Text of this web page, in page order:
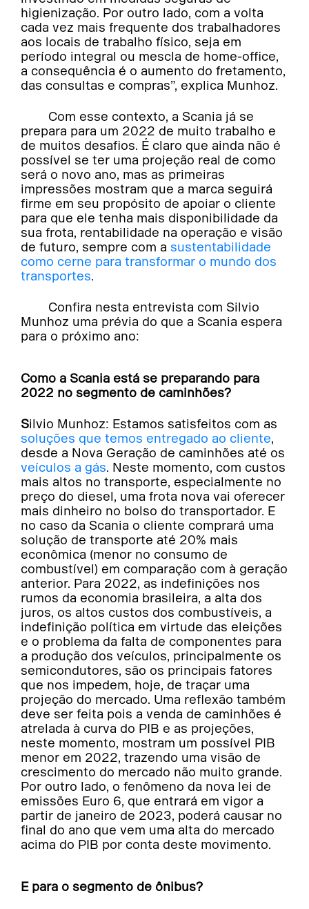
higienização. Por outro lado, com a volta
cada vez mais frequente dos trabalhadores
aos locais de trabalho físico, seja em
período integral ou mescla de home-office,
a consequência é o aumento do fretamento,
das consultas e compras”, explica Munhoz.
Com esse contexto, a Scania já se
prepara para um 2022 de muito trabalho e
de muitos desafios. É claro que ainda não é
possível se ter uma projeção real de como
será o novo ano, mas as primeiras
impressões mostram que a marca seguirá
firme em seu propósito de apoiar o cliente
para que ele tenha mais disponibilidade da
sua frota, rentabilidade na operação e visão
de futuro, sempre com a sustentabilidade
como cerne para transformar o mundo dos
transportes.
Confira nesta entrevista com Silvio
Munhoz uma prévia do que a Scania espera
para o próximo ano:
Como a Scania está se preparando para
2022 no segmento de caminhões?
Silvio Munhoz: Estamos satisfeitos com as
soluções que temos entregado ao cliente,
desde a Nova Geração de caminhões até os
veículos a gás. Neste momento, com custos
mais altos no transporte, especialmente no
preço do diesel, uma frota nova vai oferecer
mais dinheiro no bolso do transportador. E
no caso da Scania o cliente comprará uma
solução de transporte até 20% mais
econômica (menor no consumo de
combustível) em comparação com à geração
anterior. Para 2022, as indefinições nos
rumos da economia brasileira, a alta dos
juros, os altos custos dos combustíveis, a
indefinição política em virtude das eleições
e o problema da falta de componentes para
a produção dos veículos, principalmente os
semicondutores, são os principais fatores
que nos impedem, hoje, de traçar uma
projeção do mercado. Uma reflexão também
deve ser feita pois a venda de caminhões é
atrelada à curva do PIB e as projeções,
neste momento, mostram um possível PIB
menor em 2022, trazendo uma visão de
crescimento do mercado não muito grande.
Por outro lado, o fenômeno da nova lei de
emissões Euro 6, que entrará em vigor a
partir de janeiro de 2023, poderá causar no
final do ano que vem uma alta do mercado
acima do PIB por conta deste movimento.
E para o segmento de ônibus?